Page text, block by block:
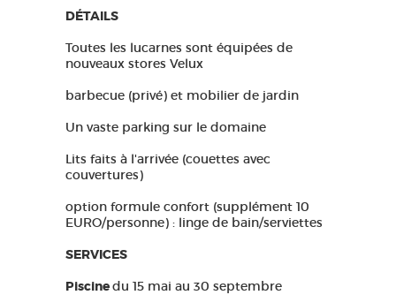
DÉTAILS
Toutes les lucarnes sont équipées de
nouveaux stores Velux
barbecue (privé) et mobilier de jardin
Un vaste parking sur le domaine
Lits faits à l'arrivée (couettes avec
couvertures)
option formule confort (supplément 10
EURO/personne) : linge de bain/serviettes
SERVICES
Piscinedu 15 mai au 30 septembre